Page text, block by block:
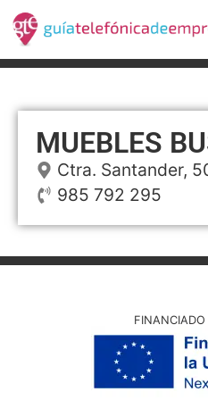
MUEBLES
Ctra. Santander,
985 792 295